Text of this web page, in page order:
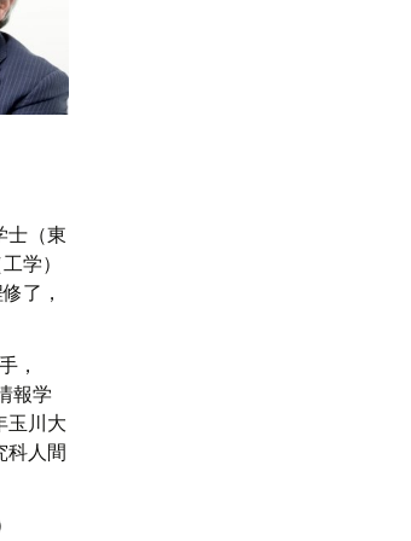
士（東
学）
了，
，
報学
玉川大
科人間